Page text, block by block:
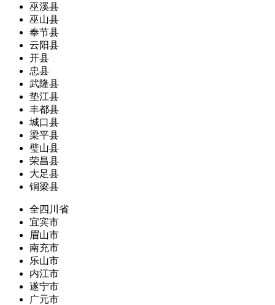
巫溪县
巫山县
奉节县
云阳县
开县
忠县
武隆县
垫江县
丰都县
城口县
梁平县
璧山县
荣昌县
大足县
铜梁县
全四川省
宜宾市
眉山市
南充市
乐山市
内江市
遂宁市
广元市